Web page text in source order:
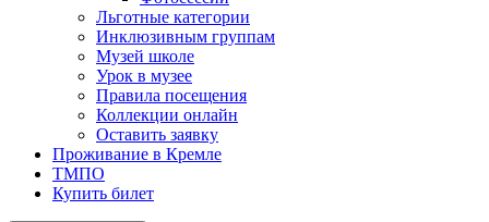
Льготные категории
Инклюзивным группам
Музей школе
Урок в музее
Правила посещения
Коллекции онлайн
Оставить заявку
Проживание в Кремле
ТМПО
Купить билет